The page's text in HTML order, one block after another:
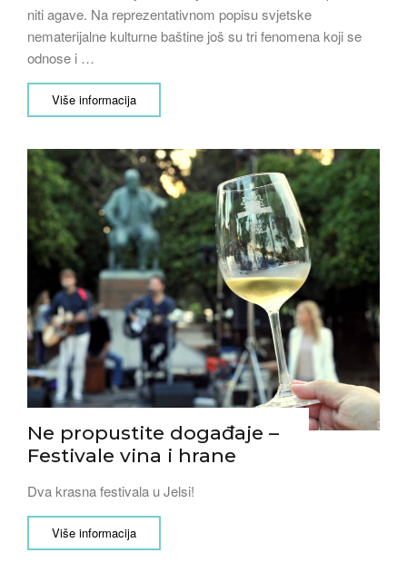
niti agave. Na reprezentativnom popisu svjetske
nematerijalne kulturne baštine još su tri fenomena koji se
odnose i …
Više informacija
Ne propustite događaje –
Festivale vina i hrane
Dva krasna festivala u Jelsi!
Više informacija